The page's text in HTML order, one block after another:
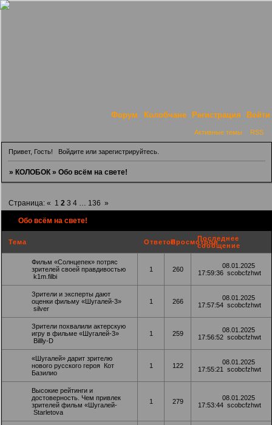
Форум Колобчане Регистрация Войти
Активные темы RSS
Привет, Гость! Войдитеили зарегистрируйтесь.
»КОЛОБОК »Обо всём на свете!
Обо всём на свете!
Страница:« 1 2 3 4 … 136 »
Тема ОтветовПросмотровПоследнее
сообщение
Фильм «Солнцепек» потряс
зрителей своей правдивостью
k1m.filbi
1 260
08.01.2025
17:59:36 scobcfzhwt
Зрители и эксперты дают
оценки фильму «Шугалей-3»
silver
1 266
08.01.2025
17:57:54 scobcfzhwt
Зрители похвалили актерскую
игру в фильме «Шугалей-3»
Billly-D
1 259
08.01.2025
17:56:52 scobcfzhwt
«Шугалей» дарит зрителю
нового русского героя Кот
Базилио
1 122
08.01.2025
17:55:21
scobcfzhwt
Высокие рейтинги и
достоверность. Чем привлек
зрителей фильм «Шугалей-
Starletova
1 279
08.01.2025
17:53:44 scobcfzhwt